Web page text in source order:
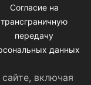
Согласие на
трансграничную
передачу
данных
включая